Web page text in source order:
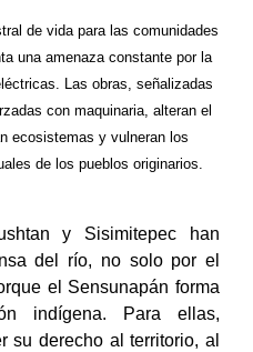
de vida para las comunidades
una amenaza constante por la
Las obras, señalizadas
con maquinaria, alteran el
ecosistemas y vulneran los
de los pueblos originarios.
y Sisimitepec han
del río, no solo por el
el Sensunapán forma
indígena. Para ellas,
su derecho al territorio, al